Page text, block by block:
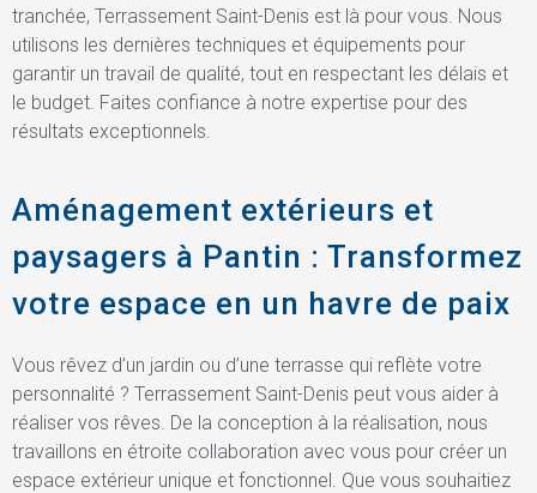
tranchée, Terrassement Saint-Denis est là pour vous. Nous
utilisons les dernières techniques et équipements pour
garantir un travail de qualité, tout en respectant les délais et
le budget. Faites confiance à notre expertise pour des
résultats exceptionnels.
Aménagement extérieurs et
paysagers à Pantin : Transformez
votre espace en un havre de paix
Vous rêvez d’un jardin ou d’une terrasse qui reflète votre
personnalité ? Terrassement Saint-Denis peut vous aider à
réaliser vos rêves. De la conception à la réalisation, nous
travaillons en étroite collaboration avec vous pour créer un
espace extérieur unique et fonctionnel. Que vous souhaitiez